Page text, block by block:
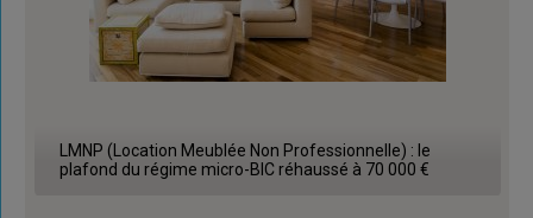
LMNP (Location Meublée Non Professionnelle) : le
plafond du régime micro-BIC réhaussé à 70 000 €